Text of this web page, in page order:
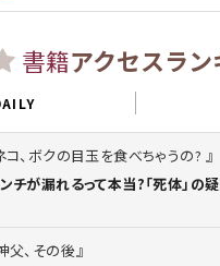
書籍アクセスラ
コ、ボクの目玉を食べちゃうの?
チが漏れるって本当?「死体」の
父、その後